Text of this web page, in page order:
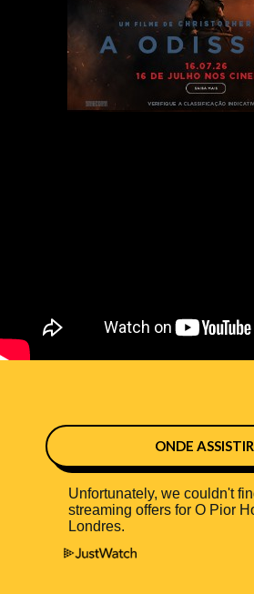
ONDE ASSISTIR